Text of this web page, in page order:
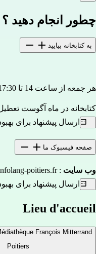
چطور انجام دهید ؟
به کتابخانه بیایید
هر جمعه از ساعت 14 تا 17:30
کتابخانه در ماه آگوست
ارسال پیشنهاد برای
صفحه فیسبوک ما
وب سایت :
poitiers.fr
ارسال پیشنهاد برای
Lieu d'accueil
François Mitterrand
Poitiers